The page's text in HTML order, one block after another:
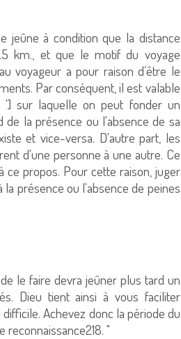
jeûne à condition que la distance
km., et que le motif du voyage
voyageur a pour raison d’être le
Par conséquent, il est valable
'] sur laquelle on peut fonder un
la présence ou l'absence de sa
et vice-versa. D'autre part, les
d'une personne à une autre. Ce
propos. Pour cette raison, juger
présence ou l'absence de peines
le faire devra jeûner plus tard un
Dieu tient ainsi à vous faciliter
Achevez donc la période du
"